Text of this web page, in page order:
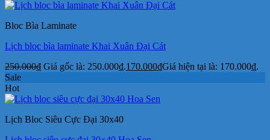
Bloc Bìa Laminate
Lịch bloc bìa laminate Khai Xuân Đại Cát
250.000₫ Giá gốc là: 250.000₫.170.000₫Giá hiện tại là: 170.000₫.
Sale
Hot
Lịch Bloc Siêu Cực Đại 30x40